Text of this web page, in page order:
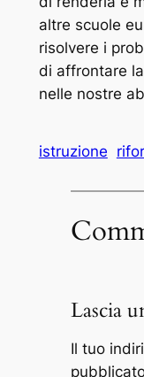
altre scuole
risolvere i
di affrontare
nelle nostre
istruzione
Lascia
Il tuo